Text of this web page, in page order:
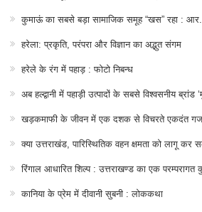
कुमाऊं का सबसे बड़ा सामाजिक समूह “खस” रहा :
हरेला: प्रकृति, परंपरा और विज्ञान का अद्भुत संगम
हरेले के रंग में पहाड़ : फोटो निबन्ध
अब हल्द्वानी में पहाड़ी उत्पादों के सबसे विश्वसनीय
खड़कमाफी के जीवन में एक दशक से विचरते एकदंत
क्या उत्तराखंड, पारिस्थितिक वहन क्षमता को लागू कर
रिंगाल आधारित शिल्प : उत्तराखण्ड का एक परम्परागत
कानिया के प्रेम में दीवानी सुबनी : लोककथा